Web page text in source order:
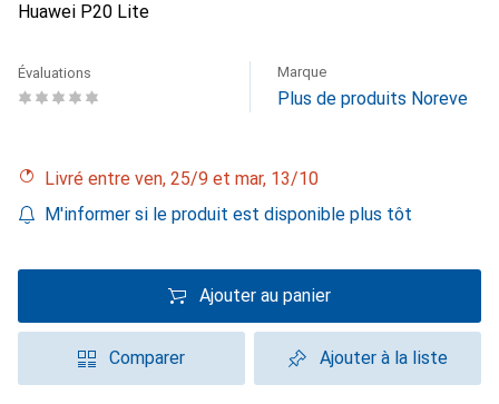
Huawei P20 Lite
Évaluations Marque
Plus de produits Noreve
Livré entre ven, 25/9 et mar, 13/10
M'informer si le produit est disponible plus tôt
Ajouter au panier
Comparer Ajouter à la liste